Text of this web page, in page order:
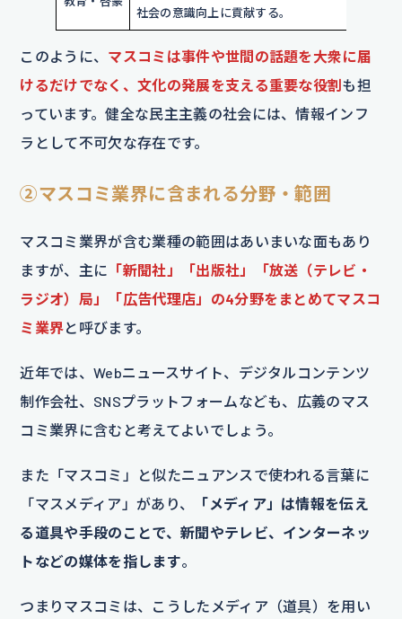
社会の意識向上に貢献する。
このように、 マスコミは事件や世間の話題を大衆に届
けるだけでなく、文化の発展を支える重要な役割 も担
っています。健全な民主主義の社会には、情報インフ
ラとして不可欠な存在です。
②マスコミ業界に含まれる分野・範囲
マスコミ業界が含む業種の範囲はあいまいな面もあり
ますが、主に 「新聞社」「出版社」「放送（テレビ・
ラジオ）局」「広告代理店」の4分野をまとめてマスコ
ミ業界と呼びます。
近年では、Webニュースサイト、デジタルコンテンツ
制作会社、SNSプラットフォームなども、広義のマス
コミ業界に含むと考えてよいでしょう。
また「マスコミ」と似たニュアンスで使われる言葉に
「マスメディア」があり、
「メディア」は情報を伝え
る道具や手段のことで、新聞やテレビ、インターネッ
トなどの媒体を指します。
つまりマスコミは、こうしたメディア（道具）を用い